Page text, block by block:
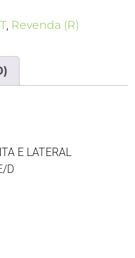
, Revenda (R)
E LATERAL
D